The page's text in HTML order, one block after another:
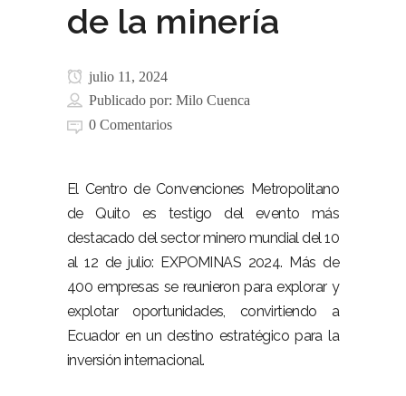
de la minería
julio 11, 2024
Publicado por: Milo Cuenca
0 Comentarios
El Centro de Convenciones Metropolitano
de Quito es testigo del evento más
destacado del sector minero mundial del 10
al 12 de julio: EXPOMINAS 2024. Más de
400 empresas se reunieron para explorar y
explotar oportunidades, convirtiendo a
Ecuador en un destino estratégico para la
inversión internacional.